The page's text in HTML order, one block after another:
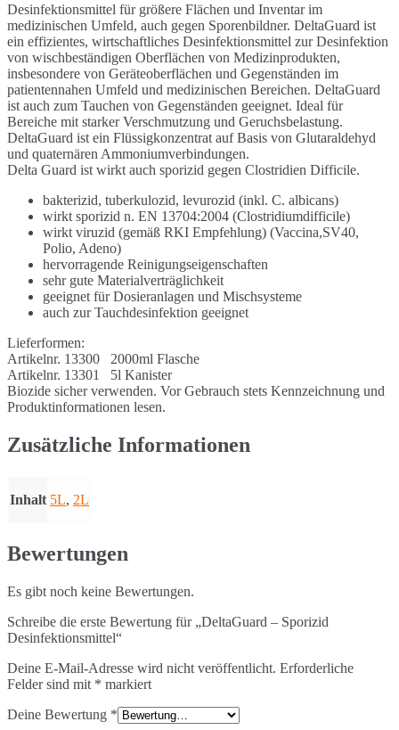
Desinfektionsmittel für größere Flächen und Inventar im
medizinischen Umfeld, auch gegen Sporenbildner. DeltaGuard ist
ein effizientes, wirtschaftliches Desinfektionsmittel zur Desinfektion
von wischbeständigen Oberflächen von Medizinprodukten,
insbesondere von Geräteoberflächen und Gegenständen im
patientennahen Umfeld und medizinischen Bereichen. DeltaGuard
ist auch zum Tauchen von Gegenständen geeignet. Ideal für
Bereiche mit starker Verschmutzung und Geruchsbelastung.
DeltaGuard ist ein Flüssigkonzentrat auf Basis von Glutaraldehyd
und quaternären Ammoniumverbindungen.
Delta Guard ist wirkt auch sporizid gegen Clostridien Difficile.
bakterizid, tuberkulozid, levurozid (inkl. C. albicans)
wirkt sporizid n. EN 13704:2004 (Clostridiumdifficile)
wirkt viruzid (gemäß RKI Empfehlung) (Vaccina,SV40,
Polio, Adeno)
hervorragende Reinigungseigenschaften
sehr gute Materialverträglichkeit
geeignet für Dosieranlagen und Mischsysteme
auch zur Tauchdesinfektion geeignet
Lieferformen:
Artikelnr. 13300 2000ml Flasche
Artikelnr. 13301 5l Kanister
Biozide sicher verwenden. Vor Gebrauch stets Kennzeichnung und
Produktinformationen lesen.
Zusätzliche Informationen
Inhalt 5L, 2L
Bewertungen
Es gibt noch keine Bewertungen.
Schreibe die erste Bewertung für „DeltaGuard – Sporizid
Desinfektionsmittel“
Deine E-Mail-Adresse wird nicht veröffentlicht. Erforderliche
Felder sind mit * markiert
Deine Bewertung *